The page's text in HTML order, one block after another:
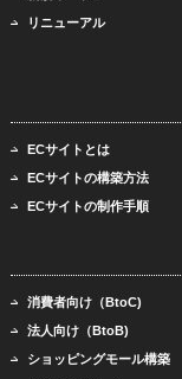
リニューアル
ECサイトとは
ECサイトの構築方法
ECサイトの制作手順
消費者向け（BtoC)
法人向け（BtoB)
ショッピングモール構築